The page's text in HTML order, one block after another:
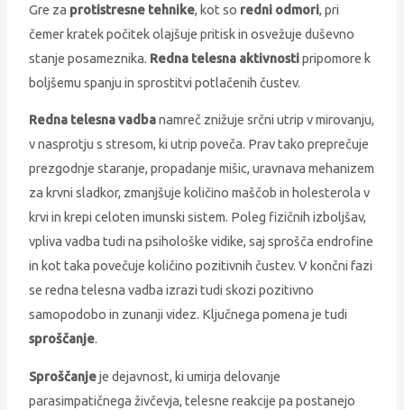
Gre za protistresne tehnike, kot so redni odmori, pri
čemer kratek počitek olajšuje pritisk in osvežuje duševno
stanje posameznika. Redna telesna aktivnostipripomore k
boljšemu spanju in sprostitvi potlačenih čustev.
Redna telesna vadbanamreč znižuje srčni utrip v mirovanju,
v nasprotju s stresom, ki utrip poveča. Prav tako preprečuje
prezgodnje staranje, propadanje mišic, uravnava mehanizem
za krvni sladkor, zmanjšuje količino maščob in holesterola v
krvi in krepi celoten imunski sistem. Poleg fizičnih izboljšav,
vpliva vadba tudi na psihološke vidike, saj sprošča endrofine
in kot taka povečuje količino pozitivnih čustev. V končni fazi
se redna telesna vadba izrazi tudi skozi pozitivno
samopodobo in zunanji videz. Ključnega pomena je tudi
sproščanje.
Sproščanjeje dejavnost, ki umirja delovanje
parasimpatičnega živčevja, telesne reakcije pa postanejo